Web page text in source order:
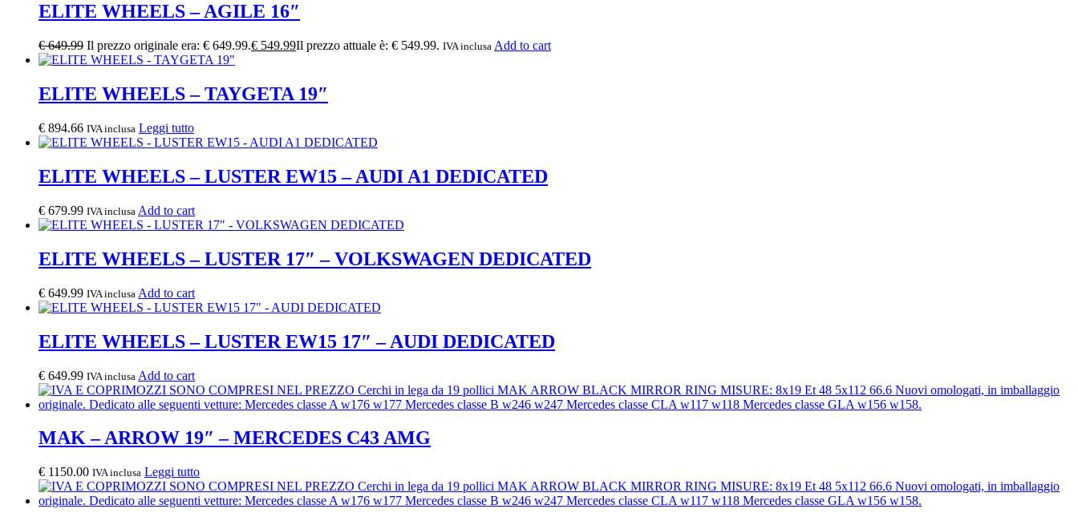
ELITE WHEELS – AGILE 16″
€649.99 Il prezzo originale era: € 649.99.€ 549.99Il prezzo attuale è: € 549.99. IVA inclusa Add to cart
ELITE WHEELS – TAYGETA 19″
€ 894.66 IVA inclusa Leggi tutto
ELITE WHEELS – LUSTER EW15 – AUDI A1 DEDICATED
€ 679.99 IVA inclusa Add to cart
ELITE WHEELS – LUSTER 17″ – VOLKSWAGEN DEDICATED
€ 649.99 IVA inclusa Add to cart
ELITE WHEELS – LUSTER EW15 17″ – AUDI DEDICATED
€ 649.99 IVA inclusa Add to cart
MAK – ARROW 19″ – MERCEDES C43 AMG
€ 1150.00 IVA inclusa Leggi tutto